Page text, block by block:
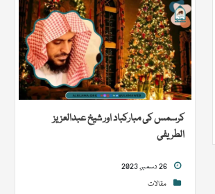
کرسمس کی مبارکباد اور شیخ عبدالعزیز
الطریفی
مقالات